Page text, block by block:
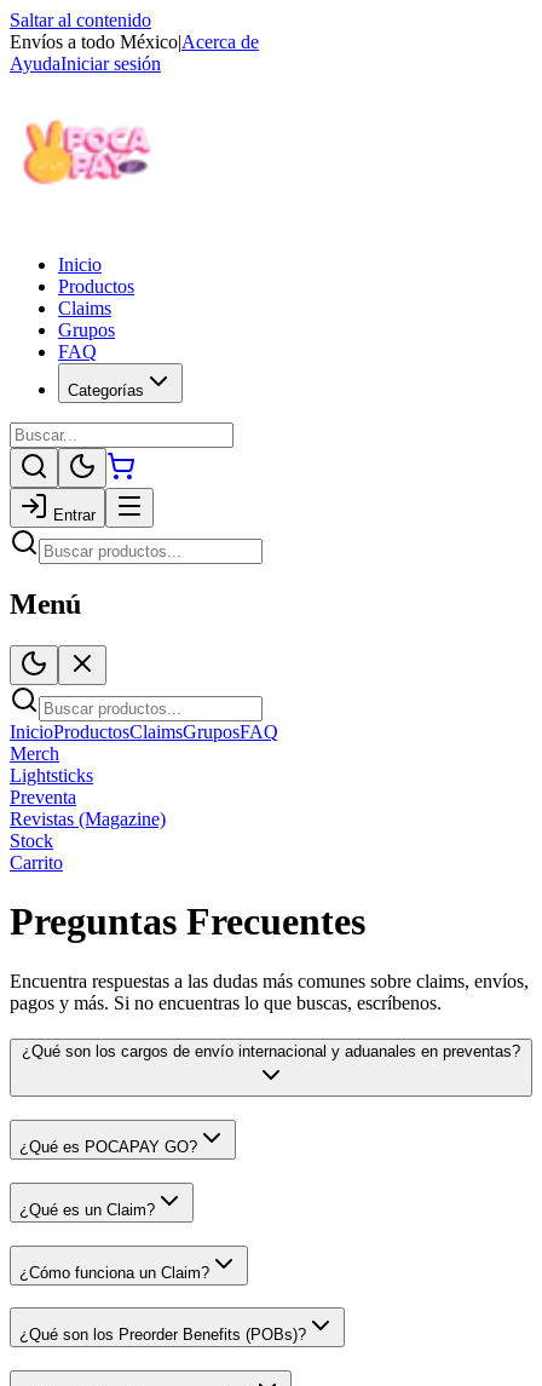
Saltar al contenido
Envíos a todo México|Acerca de
AyudaIniciar sesión
Inicio
Productos
Claims
Grupos
FAQ
Categorías
Entrar
Menú
InicioProductosClaimsGruposFAQ
Merch
Lightsticks
Preventa
Revistas (Magazine)
Stock
Carrito
Preguntas Frecuentes
Encuentra respuestas a las dudas más comunes sobre claims, envíos,
pagos y más. Si no encuentras lo que buscas, escríbenos.
¿Qué son los cargos de envío internacional y aduanales en preventas?
¿Qué es POCAPAY GO?
¿Qué es un Claim?
¿Cómo funciona un Claim?
¿Qué son los Preorder Benefits (POBs)?